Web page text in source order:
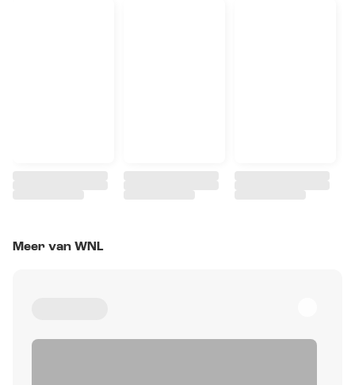
Meer van WNL